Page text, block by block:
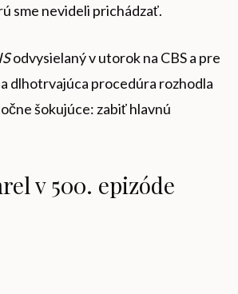
sme nevideli prichádzať.
odvysielaný v utorok na CBS a pre
dlhotrvajúca procedúra rozhodla
šokujúce: zabiť hlavnú
v 500. epizóde